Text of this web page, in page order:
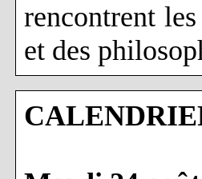
rencontrent
et des